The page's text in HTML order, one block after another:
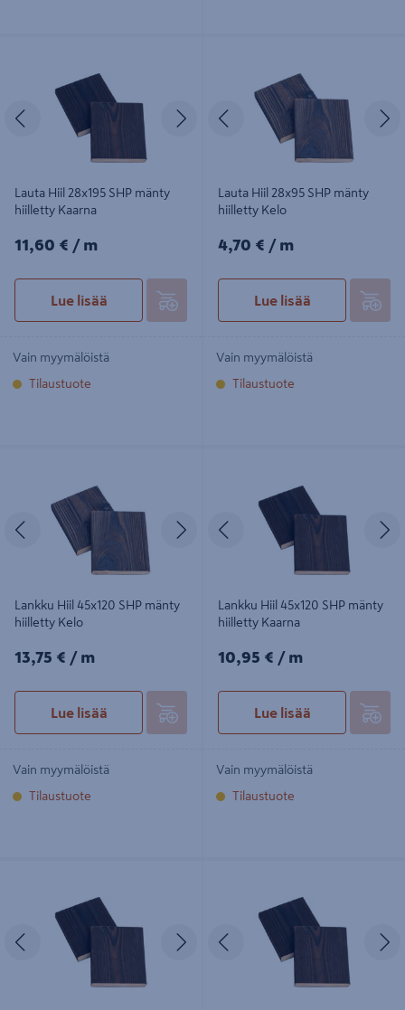
Edellinen Seuraava
Lauta Hiil 28x195 SHP mänty
hiilletty Kaarna
11,60€/m
11,60 € / m
Lue lisää
Vain myymälöistä
Tilaustuote
Edellinen
Lauta Hiil 28x95 SHP mänty
hiilletty Kelo
4,70€/m
4,70 € / m
Lue lisää
Vain myymälöistä
Tilaustuote
Edellinen Seuraava
Lankku Hiil 45x120 SHP mänty
hiilletty Kelo
13,75€/m
13,75 € / m
Lue lisää
Vain myymälöistä
Tilaustuote
Edellinen
Lankku Hiil 45x120 SHP mänty
hiilletty Kaarna
10,95€/m
10,95 € / m
Lue lisää
Vain myymälöistä
Tilaustuote
Edellinen SeuraavaEdellinen